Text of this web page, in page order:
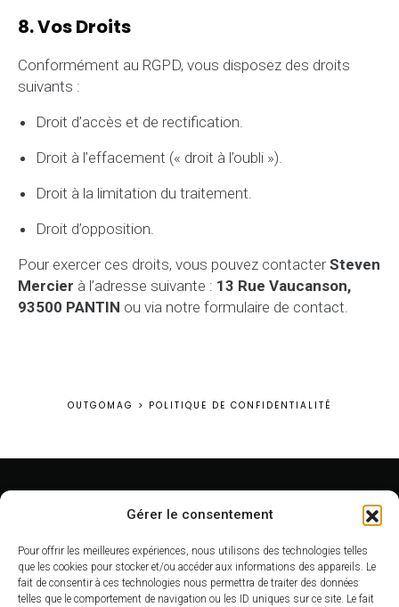
Gérer le consentement
Pour offrir les meilleures expériences, nous utilisons des technologies telles
que les cookies pour stocker et/ou accéder aux informations des appareils. Le
fait de consentir à ces technologies nous permettra de traiter des données
telles que le comportement de navigation ou les ID uniques sur ce site. Le fait
8. Vos Droits
Conformément au RGPD, vous disposez des droits
suivants :
Droit d’accès et de rectification.
Droit à l’effacement (« droit à l’oubli »).
Droit à la limitation du traitement.
Droit d’opposition.
Pour exercer ces droits, vous pouvez contacterSteven
Mercier à l’adresse suivante : 13 Rue Vaucanson,
93500 PANTIN ou via notre formulaire de contact.
OUTGOMAG > POLITIQUE DE CONFIDENTIALITÉ
A propos
Arrondissement